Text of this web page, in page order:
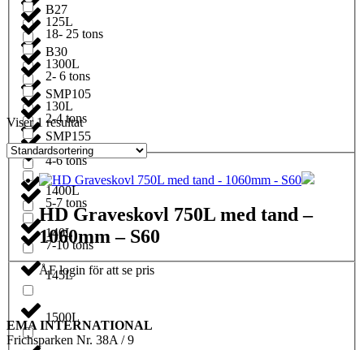
B27
B30
SMP105
SMP155
125L
1300L
130L
1350L
1400L
140L
145L
1500L
18- 25 tons
2- 6 tons
2-4 tons
4-6 tons
5-7 tons
7-10 tons
Viser 1 resultat
HD Graveskovl 750L med tand –
1060mm – S60
ÅF login för att se pris
EMA INTERNATIONAL
Frichsparken Nr. 38A / 9